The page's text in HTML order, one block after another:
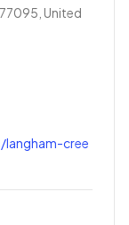
United
cree